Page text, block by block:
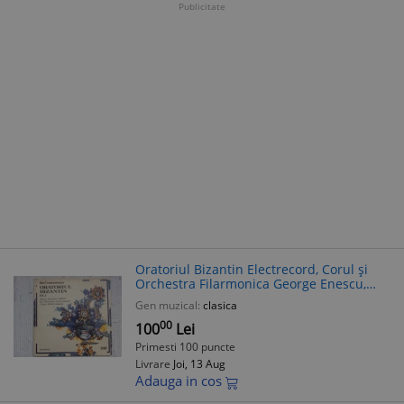
Publicitate
Oratoriul Bizantin Electrecord, Corul și
Orchestra Filarmonica George Enescu,
2LP, Vinil Muzica Clasica, NM
Gen muzical: clasica
10000 Lei
Primesti 100 puncte
Livrare Joi, 13 Aug
Adauga in cos